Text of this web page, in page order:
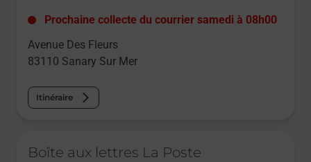
Prochaine collecte du courrier samedi à 08h00
Avenue Des Fleurs
83110 Sanary Sur Mer
Itinéraire
Boîte aux lettres La Poste